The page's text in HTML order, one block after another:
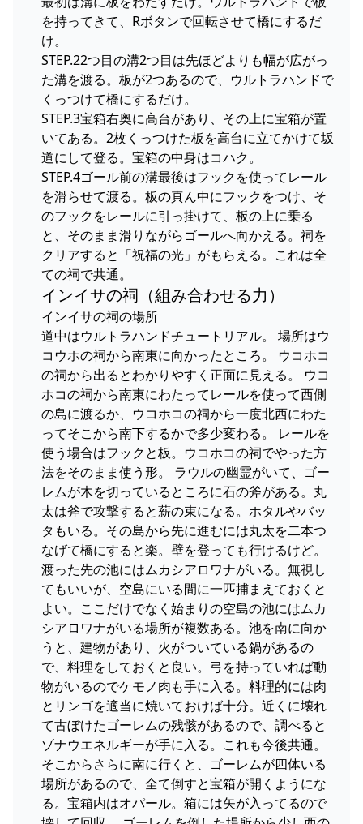
を持ってきて、Rボタンで回転させて橋にするだ
け。
STEP.22つ目の溝2つ目は先ほどよりも幅が広がっ
た溝を渡る。板が2つあるので、ウルトラハンドで
くっつけて橋にするだけ。
STEP.3宝箱右奥に高台があり、その上に宝箱が置
いてある。2枚くっつけた板を高台に立てかけて坂
道にして登る。宝箱の中身はコハク。
STEP.4ゴール前の溝最後はフックを使ってレール
を滑らせて渡る。板の真ん中にフックをつけ、そ
のフックをレールに引っ掛けて、板の上に乗る
と、そのまま滑りながらゴールへ向かえる。祠を
クリアすると「祝福の光」がもらえる。これは全
ての祠で共通。
インイサの祠（組み合わせる力）
インイサの祠の場所
道中はウルトラハンドチュートリアル。 場所はウ
コウホの祠から南東に向かったところ。 ウコホコ
の祠から出るとわかりやすく正面に見える。 ウコ
ホコの祠から南東にわたってレールを使って西側
の島に渡るか、ウコホコの祠から一度北西にわた
ってそこから南下するかで多少変わる。 レールを
使う場合はフックと板。ウコホコの祠でやった方
法をそのまま使う形。 ラウルの幽霊がいて、ゴー
レムが木を切っているところに石の斧がある。丸
太は斧で攻撃すると薪の束になる。ホタルやバッ
タもいる。その島から先に進むには丸太を二本つ
なげて橋にすると楽。壁を登っても行けるけど。
渡った先の池にはムカシアロワナがいる。無視し
てもいいが、空島にいる間に一匹捕まえておくと
よい。ここだけでなく始まりの空島の池にはムカ
シアロワナがいる場所が複数ある。池を南に向か
うと、建物があり、火がついている鍋があるの
で、料理をしておくと良い。弓を持っていれば動
物がいるのでケモノ肉も手に入る。料理的には肉
とリンゴを適当に焼いておけば十分。近くに壊れ
て古ぼけたゴーレムの残骸があるので、調べると
ゾナウエネルギーが手に入る。これも今後共通。
そこからさらに南に行くと、ゴーレムが四体いる
場所があるので、全て倒すと宝箱が開くようにな
る。宝箱内はオパール。箱には矢が入ってるので